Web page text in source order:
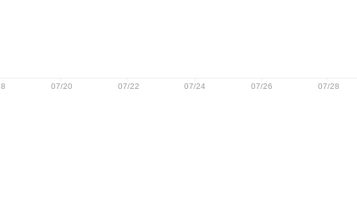
07/20 07/22 07/24 07/26 07/28